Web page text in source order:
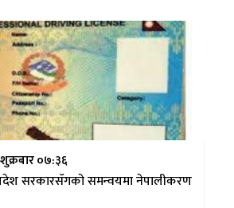
०७:३६
सरकारसँगको समन्वयमा नेपालीकरण